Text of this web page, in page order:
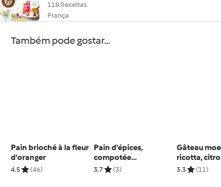
118 Receitas
França
Também pode gostar...
Pain brioché à la fleur
d'oranger
4.5 (46)
Pain d'épices,
compotée
mandarines-
3.7 (3)
Gâteau
ricotta,
framboises
3.3 (11)